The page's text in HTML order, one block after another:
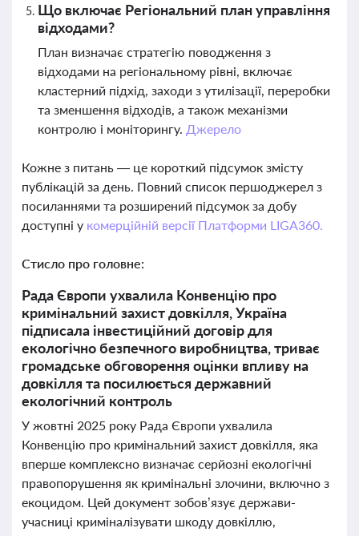
Що включає Регіональний план управління
відходами?
План визначає стратегію поводження з
відходами на регіональному рівні, включає
кластерний підхід, заходи з утилізації, переробки
та зменшення відходів, а також механізми
контролю і моніторингу. Джерело
Кожне з питань — це короткий підсумок змісту
публікацій за день. Повний список першоджерел з
посиланнями та розширений підсумок за добу
доступні у комерційній версії Платформи LIGA360.
Стисло про головне:
Рада Європи ухвалила Конвенцію про
кримінальний захист довкілля, Україна
підписала інвестиційний договір для
екологічно безпечного виробництва, триває
громадське обговорення оцінки впливу на
довкілля та посилюється державний
екологічний контроль
У жовтні 2025 року Рада Європи ухвалила
Конвенцію про кримінальний захист довкілля, яка
вперше комплексно визначає серйозні екологічні
правопорушення як кримінальні злочини, включно з
екоцидом. Цей документ зобов’язує держави-
учасниці криміналізувати шкоду довкіллю,